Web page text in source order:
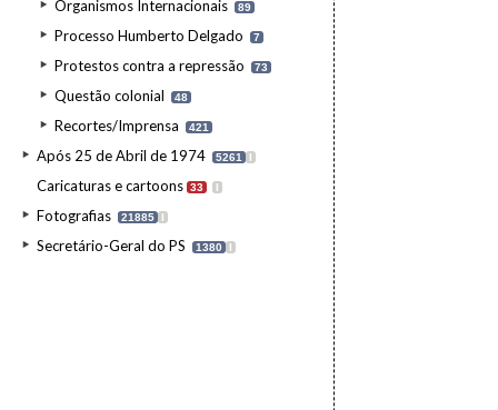
Organismos Internacionais 89
Processo Humberto Delgado 7
Protestos contra a repressão 73
Questão colonial 48
Recortes/Imprensa 421
Após 25 de Abril de 1974 5261 I
Caricaturas e cartoons 33 I
Fotografias 21885 I
Secretário-Geral do PS 1380 I